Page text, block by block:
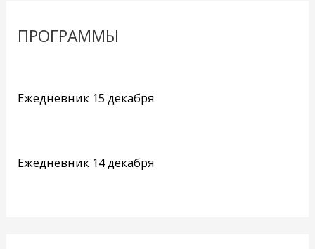
ПРОГРАММЫ
Ежедневник 15 декабря
Ежедневник 14 декабря